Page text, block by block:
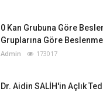
0 Kan Grubuna Göre
Gruplarına Göre
Admin 173017
Dr. Aidin SALİH'in Açlık